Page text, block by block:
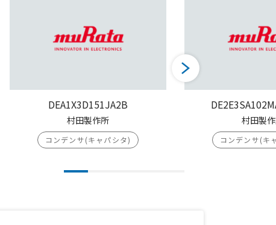
DEA1X3D151JA2B
村田製作所
コンデンサ(キャパシタ)
村田製
コンデンサ(キ